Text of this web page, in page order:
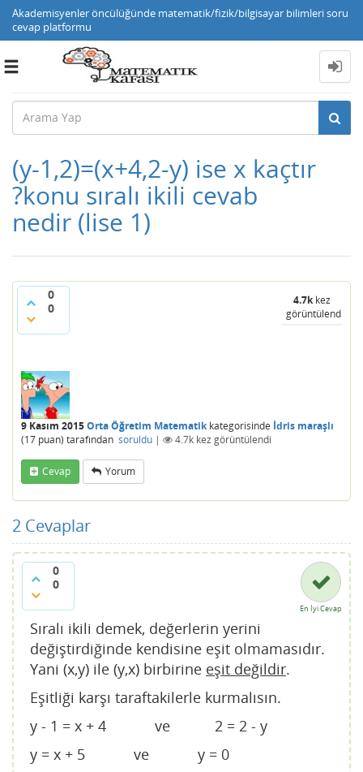
Akademisyenler öncülüğünde matematik/fizik/bilgisayar bilimleri soru
cevap platformu
Toggle
(y-1,2)=(x+4,2-y) ise x kaçtır
?konu sıralı ikili cevab
nedir (lise 1)
0
0
4.7kkez
görüntülendi
9 Kasım 2015Orta Öğretim Matematikkategorisinde İdris maraşlı
(17 puan) tarafından soruldu | 4.7k kez görüntülendi
Cevap Yorum
2 Cevaplar
0
0
En İyi Cevap
Sıralı ikili demek, değerlerin yerini
değiştirdiğinde kendisine eşit olmamasıdır.
Yani (x,y) ile (y,x) birbirine eşit değildir.
Eşitliği karşı taraftakilerle kurmalısın.
y - 1 = x + 4 ve 2 = 2 - y
y = x + 5 ve y = 0